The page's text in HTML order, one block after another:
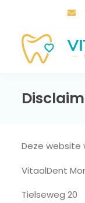
Deze website
VitaalDent
Tielseweg 20